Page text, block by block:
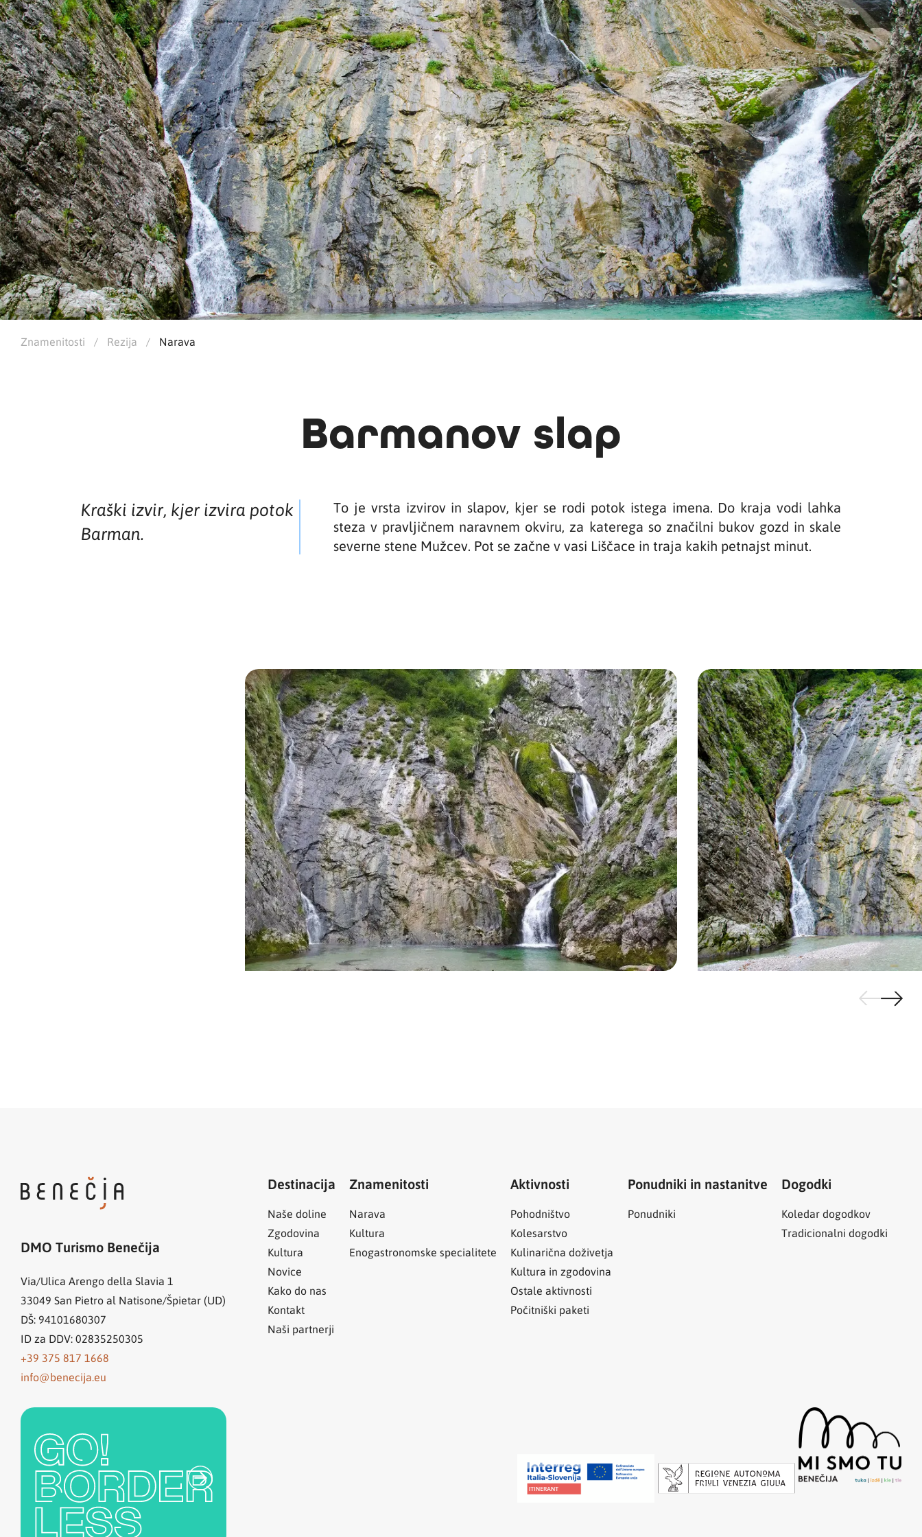
Znamenitosti / Rezija / Narava
Barmanov slap
Kraški izvir, kjer izvira potok
Barman.
To je vrsta izvirov in slapov, kjer se rodi potok istega imena. Do kraja vodi lahka
steza v pravljičnem naravnem okviru, za katerega so značilni bukov gozd in skale
severne stene Mužcev. Pot se začne v vasi Liščace in traja kakih petnajst minut.
DMO Turismo Benečija
Via/Ulica Arengo della Slavia 1
33049 San Pietro al Natisone/Špietar (UD)
DŠ: 94101680307
ID za DDV: 02835250305
+39 375 817 1668
info@benecija.eu
Destinacija
Naše doline
Zgodovina
Kultura
Novice
Kako do nas
Kontakt
Naši partnerji
Znamenitosti
Narava
Kultura
Enogastronomske specialitete
Aktivnosti
Pohodništvo
Kolesarstvo
Kulinarična doživetja
Kultura in zgodovina
Ostale aktivnosti
Počitniški paketi
Ponudniki in nastanitve
Ponudniki
Dogodki
Koledar dogodkov
Tradicionalni dogodki